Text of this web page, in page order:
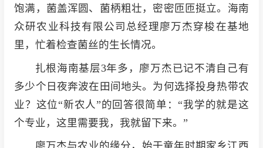
饱满，菌盖浑圆、菌柄粗壮，密密匝匝挺立。海南
众研农业科技有限公司总经理廖万杰穿梭在基地
里，忙着检查菌丝的生长情况。
扎根海南基层3年多，廖万杰已记不清自己有
多少个日夜奔波在田间地头。为何选择投身热带农
业？这位“新农人”的回答很简单：“我学的就是这
个专业，这里需要我，我就留下来。”